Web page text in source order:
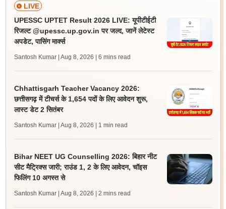
LIVE
UPESSC UPTET Result 2026 LIVE: यूपीटीईटी
रिजल्ट @upessc.up.gov.in पर जल्द, जानें लेटेस्ट
अपडेट, पासिंग मार्क्स
Santosh Kumar | Aug 8, 2026 | 6 mins read
Chhattisgarh Teacher Vacancy 2026:
छत्तीसगढ़ में टीचर्स के 1,654 पदों के लिए आवेदन शुरू,
लास्ट डेट 2 सितंबर
Santosh Kumar | Aug 8, 2026 | 1 min read
Bihar NEET UG Counselling 2026: बिहार नीट
सीट मैट्रिक्स जारी; राउंड 1, 2 के लिए आवेदन, चॉइस
फिलिंग 10 अगस्त से
Santosh Kumar | Aug 8, 2026 | 2 mins read